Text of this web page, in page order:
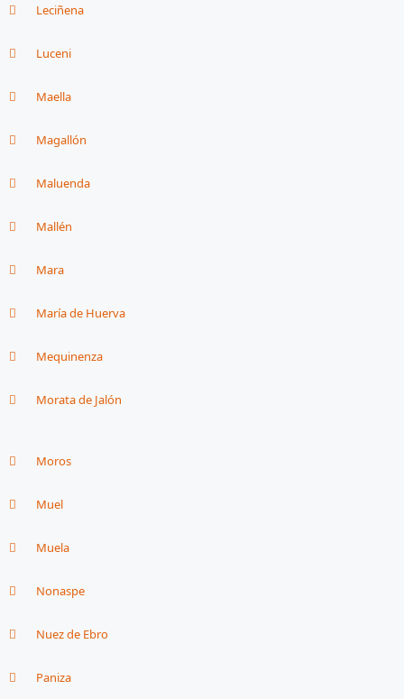
Leciñena
Luceni
Maella
Magallón
Maluenda
Mallén
Mara
María de Huerva
Mequinenza
Morata de Jalón
Moros
Muel
Muela
Nonaspe
Nuez de Ebro
Paniza